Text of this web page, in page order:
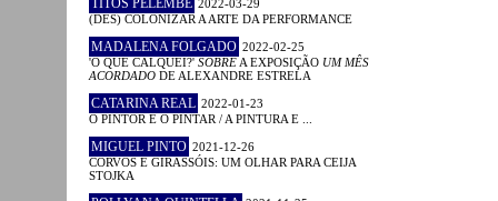
2022-03-29
(DES) COLONIZAR A ARTE DA PERFORMANCE
MADALENA FOLGADO 2022-02-25
'O QUE CALQUEI?' SOBRE A EXPOSIÇÃO UM MÊS
ACORDADO DE ALEXANDRE ESTRELA
CATARINA REAL 2022-01-23
O PINTOR E O PINTAR / A PINTURA E ...
MIGUEL PINTO 2021-12-26
CORVOS E GIRASSÓIS: UM OLHAR PARA CEIJA
STOJKA